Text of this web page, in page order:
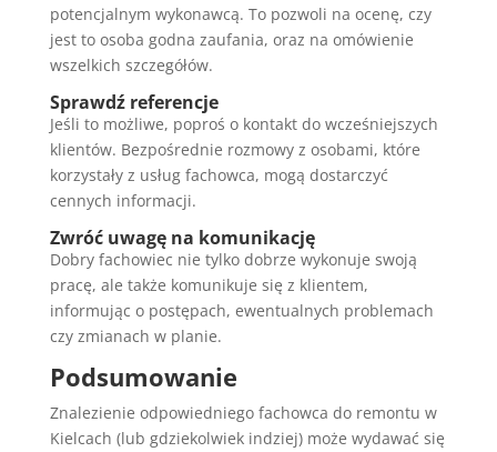
potencjalnym wykonawcą. To pozwoli na ocenę, czy
jest to osoba godna zaufania, oraz na omówienie
wszelkich szczegółów.
Sprawdź referencje
Jeśli to możliwe, poproś o kontakt do wcześniejszych
klientów. Bezpośrednie rozmowy z osobami, które
korzystały z usług fachowca, mogą dostarczyć
cennych informacji.
Zwróć uwagę na komunikację
Dobry fachowiec nie tylko dobrze wykonuje swoją
pracę, ale także komunikuje się z klientem,
informując o postępach, ewentualnych problemach
czy zmianach w planie.
Podsumowanie
Znalezienie odpowiedniego fachowca do remontu w
Kielcach (lub gdziekolwiek indziej) może wydawać się